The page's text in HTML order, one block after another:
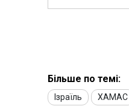
Більше по темі:
Ізраїль ХАМАС